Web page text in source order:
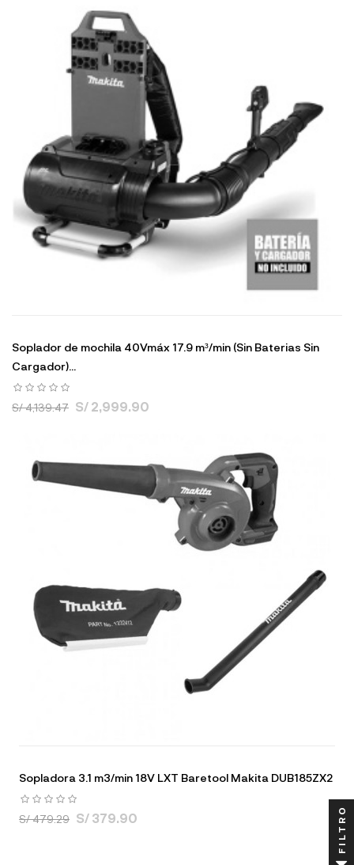
Soplador de mochila 40Vmáx 17.9 m³/min (Sin Baterias Sin
Cargador)...
S/ 4,139.47 S/ 2,999.90
Sopladora 3.1 m3/min 18V LXT Baretool Makita DUB185ZX2
S/ 479.29 S/ 379.90 FILTRO